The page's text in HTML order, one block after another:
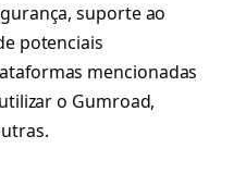
suporte ao
potenciais
mencionadas
o Gumroad,